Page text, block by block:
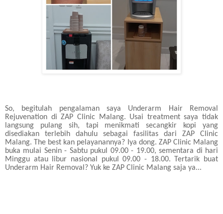
So, begitulah pengalaman saya Underarm Hair Removal
Rejuvenation di ZAP Clinic Malang. Usai treatment saya tidak
langsung pulang sih, tapi menikmati secangkir kopi yang
disediakan terlebih dahulu sebagai fasilitas dari ZAP Clinic
Malang. The best kan pelayanannya? Iya dong. ZAP Clinic Malang
buka mulai Senin - Sabtu pukul 09.00 - 19.00, sementara di hari
Minggu atau libur nasional pukul 09.00 - 18.00. Tertarik buat
Underarm Hair Removal? Yuk ke ZAP Clinic Malang saja ya...